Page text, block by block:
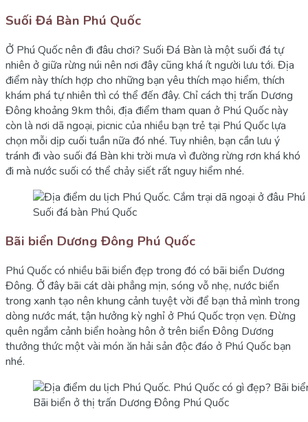
Suối Đá Bàn Phú Quốc
Ở Phú Quốc nên đi đâu chơi? Suối Đá Bàn là một suối đá tự
nhiên ở giữa rừng núi nên nơi đây cũng khá ít người lưu tới. Địa
điểm này thích hợp cho những bạn yêu thích mạo hiểm, thích
khám phá tự nhiên thì có thể đến đây. Chỉ cách thị trấn Dương
Đông khoảng 9km thôi, địa điểm tham quan ở Phú Quốc này
còn là nơi dã ngoại, picnic của nhiều bạn trẻ tại Phú Quốc lựa
chọn mỗi dịp cuối tuần nữa đó nhé. Tuy nhiên, bạn cần lưu ý
tránh đi vào suối đá Bàn khi trời mưa vì đường rừng rơn khá khó
đi mà nước suối có thể chảy siết rất nguy hiểm nhé.
Suối đá bàn Phú Quốc
Bãi biển Dương Đông Phú Quốc
Phú Quốc có nhiều bãi biển đẹp trong đó có bãi biển Dương
Đông. Ở đây bãi cát dài phẳng mịn, sóng vỗ nhẹ, nước biển
trong xanh tạo nên khung cảnh tuyệt vời để bạn thả mình trong
dòng nước mát, tận hưởng kỳ nghỉ ở Phú Quốc trọn vẹn. Đừng
quên ngắm cảnh biển hoàng hôn ở trên biển Đông Dương
thưởng thức một vài món ăn hải sản độc đáo ở Phú Quốc bạn
nhé.
Bãi biển ở thị trấn Dương Đông Phú Quốc